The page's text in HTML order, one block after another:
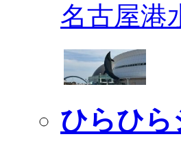
名古屋港
ひらひ